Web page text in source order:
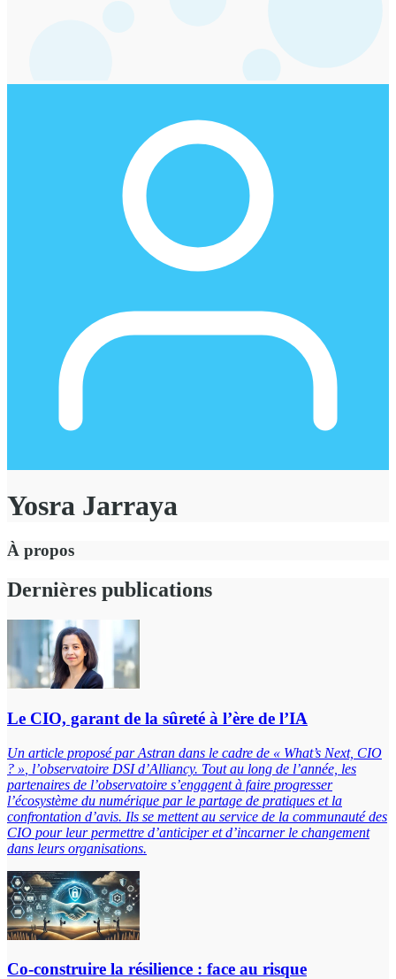
Yosra Jarraya
À propos
Dernières publications
Le CIO, garant de la sûreté à l’ère de l’IA
Un article proposé par Astran dans le cadre de « What’s Next, CIO
? » , l’observatoire DSI d’Alliancy. Tout au long de l’année, les
partenaires de l’observatoire s’engagent à faire progresser
l’écosystème du numérique par le partage de pratiques et la
confrontation d’avis. Ils se mettent au service de la communauté des
CIO pour leur permettre d’anticiper et d’incarner le changement
dans leurs organisations.
Co-construire la résilience : face au risque